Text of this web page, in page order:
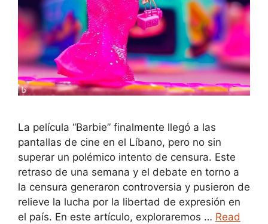
La película “Barbie” finalmente llegó a las
pantallas de cine en el Líbano, pero no sin
superar un polémico intento de censura. Este
retraso de una semana y el debate en torno a
la censura generaron controversia y pusieron de
relieve la lucha por la libertad de expresión en
el país. En este artículo, exploraremos … Read